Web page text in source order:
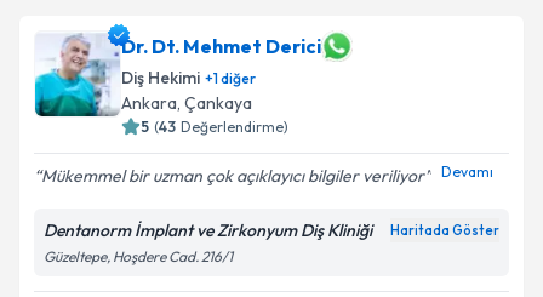
Dr. Dt. Mehmet Derici
Diş Hekimi +1diğer
Ankara, Çankaya
5 (43 Değerlendirme)
Mükemmel bir uzman çok açıklayıcı bilgiler veriliyor Devamı
Dentanorm İmplant ve Zirkonyum Diş Kliniği Haritada Göster
Güzeltepe, Hoşdere Cad. 216/1